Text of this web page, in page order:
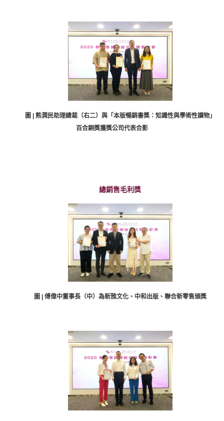
圖 | 熊潤民助理總裁（右二）與「本版暢銷書獎：知識性與學術性讀物」
百合銅獎獲獎公司代表合影
總銷售毛利獎
圖 | 傅偉中董事長（中）為新雅文化、中和出版、聯合新零售頒獎